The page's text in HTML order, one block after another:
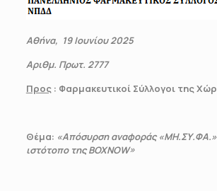
Αθήνα, 19 Ιουνίου 2025
Αριθμ. Πρωτ. 2777
Προς: Φαρμακευτικοί Σύλλογοι της
Θέμα: «Απόσυρση αναφοράς
ιστότοπο τηςBOXNOW»